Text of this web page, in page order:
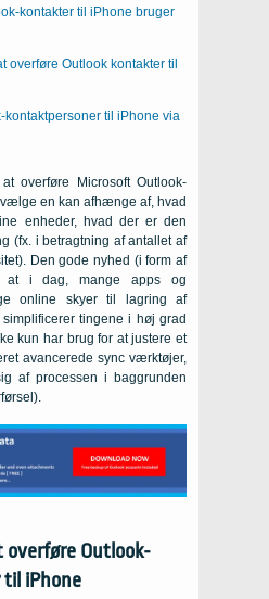
kontakter til iPhone bruger
overføre Outlook kontakter til
kontaktpersoner til iPhone via
overføre Microsoft Outlook-
en kan afhænge af, hvad
enheder, hvad der er den
(fx. i betragtning af antallet af
Den gode nyhed (i form af
at i dag, mange apps og
online skyer til lagring af
tingene i høj grad
kun har brug for at justere et
avancerede sync værktøjer,
af processen i baggrunden
overføre Outlook-
til iPhone